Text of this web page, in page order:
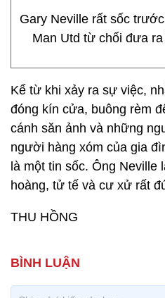
Gary Neville rất sốc
Man Utd từ chối đưa
Kể từ khi xảy ra sự việc,
đóng kín cửa, buông rèm
cánh săn ảnh và những
người hàng xóm của gia
là một tin sốc. Ông Neville
hoàng, tử tế và cư xử rất
THU HỒNG